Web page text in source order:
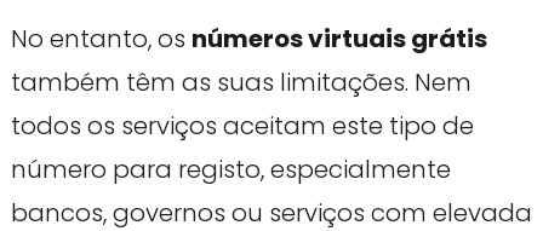
No entanto, os números virtuais grátis
também têm as suas limitações. Nem
todos os serviços aceitam este tipo de
número para registo, especialmente
bancos, governos ou serviços com elevada